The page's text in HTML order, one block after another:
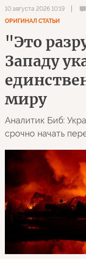
10 августа 2026 10:19
ОРИГИНАЛ СТАТЬИ
"Это
Западу
миру
Аналитик Биб:
срочно начать